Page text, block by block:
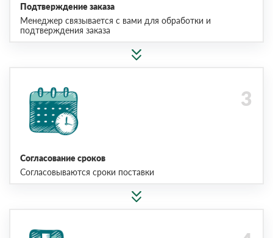
Подтверждение заказа
Менеджер связывается с вами для обработки и
подтверждения заказа
Согласование сроков
Согласовываются сроки поставки